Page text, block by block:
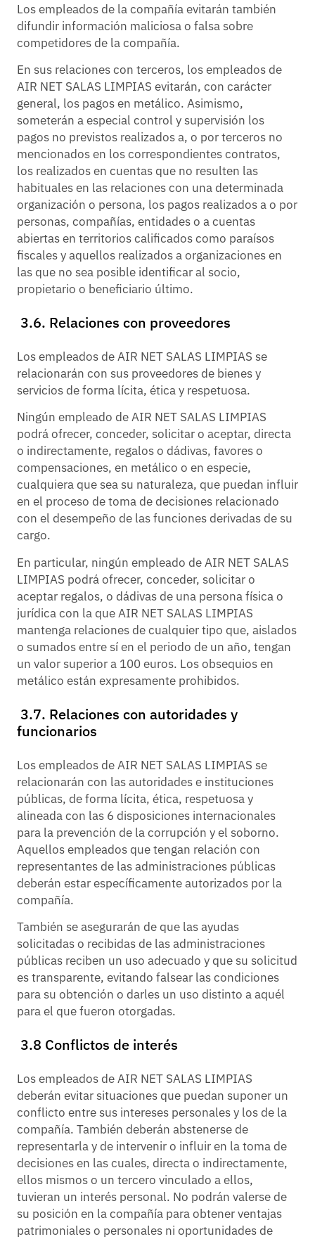
Los empleados de la compañía evitarán también
difundir información maliciosa o falsa sobre
competidores de la compañía.
En sus relaciones con terceros, los empleados de
AIR NET SALAS LIMPIAS evitarán, con carácter
general, los pagos en metálico. Asimismo,
someterán a especial control y supervisión los
pagos no previstos realizados a, o por terceros no
mencionados en los correspondientes contratos,
los realizados en cuentas que no resulten las
habituales en las relaciones con una determinada
organización o persona, los pagos realizados a o por
personas, compañías, entidades o a cuentas
abiertas en territorios calificados como paraísos
fiscales y aquellos realizados a organizaciones en
las que no sea posible identificar al socio,
propietario o beneficiario último.
3.6. Relaciones con proveedores
Los empleados de AIR NET SALAS LIMPIAS se
relacionarán con sus proveedores de bienes y
servicios de forma lícita, ética y respetuosa.
Ningún empleado de AIR NET SALAS LIMPIAS
podrá ofrecer, conceder, solicitar o aceptar, directa
o indirectamente, regalos o dádivas, favores o
compensaciones, en metálico o en especie,
cualquiera que sea su naturaleza, que puedan influir
en el proceso de toma de decisiones relacionado
con el desempeño de las funciones derivadas de su
cargo.
En particular, ningún empleado de AIR NET SALAS
LIMPIAS podrá ofrecer, conceder, solicitar o
aceptar regalos, o dádivas de una persona física o
jurídica con la que AIR NET SALAS LIMPIAS
mantenga relaciones de cualquier tipo que, aislados
o sumados entre sí en el periodo de un año, tengan
un valor superior a 100 euros. Los obsequios en
metálico están expresamente prohibidos.
3.7. Relaciones con autoridades y
funcionarios
Los empleados de AIR NET SALAS LIMPIAS se
relacionarán con las autoridades e instituciones
públicas, de forma lícita, ética, respetuosa y
alineada con las 6 disposiciones internacionales
para la prevención de la corrupción y el soborno.
Aquellos empleados que tengan relación con
representantes de las administraciones públicas
deberán estar específicamente autorizados por la
compañía.
También se asegurarán de que las ayudas
solicitadas o recibidas de las administraciones
públicas reciben un uso adecuado y que su solicitud
es transparente, evitando falsear las condiciones
para su obtención o darles un uso distinto a aquél
para el que fueron otorgadas.
3.8 Conflictos de interés
Los empleados de AIR NET SALAS LIMPIAS
deberán evitar situaciones que puedan suponer un
conflicto entre sus intereses personales y los de la
compañía. También deberán abstenerse de
representarla y de intervenir o influir en la toma de
decisiones en las cuales, directa o indirectamente,
ellos mismos o un tercero vinculado a ellos,
tuvieran un interés personal. No podrán valerse de
su posición en la compañía para obtener ventajas
patrimoniales o personales ni oportunidades de